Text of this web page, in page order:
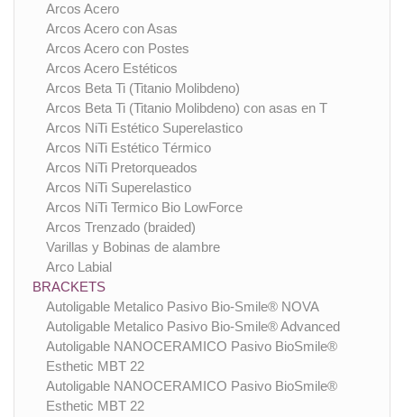
Arcos Acero
Arcos Acero con Asas
Arcos Acero con Postes
Arcos Acero Estéticos
Arcos Beta Ti (Titanio Molibdeno)
Arcos Beta Ti (Titanio Molibdeno) con asas en T
Arcos NiTi Estético Superelastico
Arcos NiTi Estético Térmico
Arcos NiTi Pretorqueados
Arcos NiTi Superelastico
Arcos NiTi Termico Bio LowForce
Arcos Trenzado (braided)
Varillas y Bobinas de alambre
Arco Labial
BRACKETS
Autoligable Metalico Pasivo Bio-Smile® NOVA
Autoligable Metalico Pasivo Bio-Smile® Advanced
Autoligable NANOCERAMICO Pasivo BioSmile®
Esthetic MBT 22
Autoligable NANOCERAMICO Pasivo BioSmile®
Esthetic MBT 22